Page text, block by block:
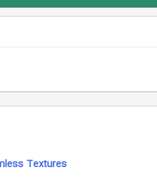
Textures